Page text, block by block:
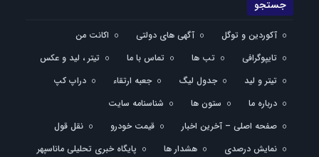
آکوردین و توگل آگهی های دولتی
اکانت من
تایپوگرافی
تب ها تماس با ما
تیتر ، لید و عکس
تیتر و لید
جدول لیگ جعبه ارتقاء
دراپ کپ
درباره ما
ستون ها
شناسنامه سایت
صفحه اصلی – آخرین اخبار
قیمت خودرو
نقل قول
نمایش درصدی
هشدار ها
پایگاه خبری تحلیلی ماناسپهر